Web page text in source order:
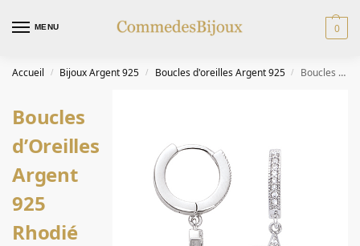
MENU 0
Accueil / Bijoux Argent 925 / Boucles d'oreilles Argent 925 / Boucles d’Oreilles Argent 925 Rhodié
Boucles
d’Oreilles
Argent
925
Rhodié